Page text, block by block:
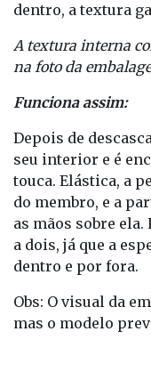
dentro, a textura
A textura interna
na foto da
Funciona assim:
Depois de
seu interior e é
touca. Elástica, a
do membro, e a
as mãos sobre
a dois, já que a
dentro e por fora.
Obs: O visual da
mas o modelo